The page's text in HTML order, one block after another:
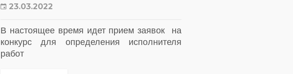
23.03.2022
В настоящее время идет прием заявок на
конкурс для определения исполнителя
работ